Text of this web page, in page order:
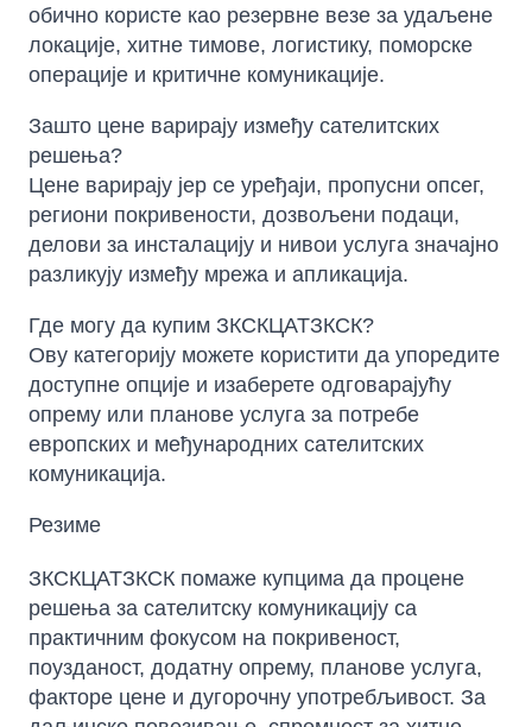
обично користе као резервне везе за удаљене
локације, хитне тимове, логистику, поморске
операције и критичне комуникације.
Зашто цене варирају између сателитских
решења?
Цене варирају јер се уређаји, пропусни опсег,
региони покривености, дозвољени подаци,
делови за инсталацију и нивои услуга значајно
разликују између мрежа и апликација.
Где могу да купим ЗКСКЦАТЗКСК?
Ову категорију можете користити да упоредите
доступне опције и изаберете одговарајућу
опрему или планове услуга за потребе
европских и међународних сателитских
комуникација.
Резиме
ЗКСКЦАТЗКСК помаже купцима да процене
решења за сателитску комуникацију са
практичним фокусом на покривеност,
поузданост, додатну опрему, планове услуга,
факторе цене и дугорочну употребљивост. За